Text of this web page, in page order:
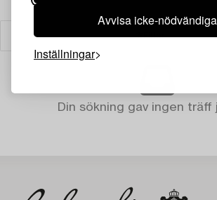
Avvisa icke-nödvändiga
Inställningar
Filter
Din sökning gav ingen träff